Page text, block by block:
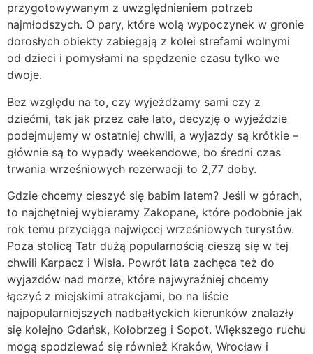
przygotowywanym z uwzględnieniem potrzeb
najmłodszych. O pary, które wolą wypoczynek w gronie
dorosłych obiekty zabiegają z kolei strefami wolnymi
od dzieci i pomysłami na spędzenie czasu tylko we
dwoje.
Bez względu na to, czy wyjeżdżamy sami czy z
dziećmi, tak jak przez całe lato, decyzję o wyjeździe
podejmujemy w ostatniej chwili, a wyjazdy są krótkie –
głównie są to wypady weekendowe, bo średni czas
trwania wrześniowych rezerwacji to 2,77 doby.
Gdzie chcemy cieszyć się babim latem? Jeśli w górach,
to najchętniej wybieramy Zakopane, które podobnie jak
rok temu przyciąga najwięcej wrześniowych turystów.
Poza stolicą Tatr dużą popularnością cieszą się w tej
chwili Karpacz i Wisła. Powrót lata zachęca też do
wyjazdów nad morze, które najwyraźniej chcemy
łączyć z miejskimi atrakcjami, bo na liście
najpopularniejszych nadbałtyckich kierunków znalazły
się kolejno Gdańsk, Kołobrzeg i Sopot. Większego ruchu
mogą spodziewać się również Kraków, Wrocław i